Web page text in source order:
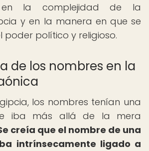
en la complejidad de la
y en la manera en que se
poder político y religioso.
de los nombres en la
los nombres tenían una
iba más allá de la mera
creía que el nombre de una
intrínsecamente ligado a